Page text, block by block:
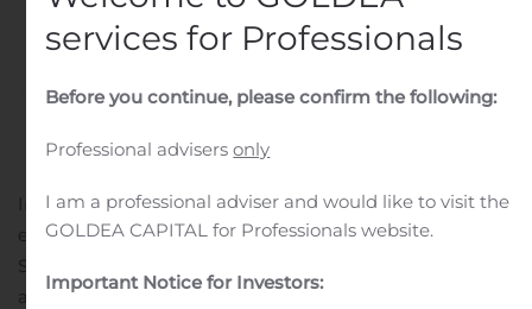
inPublic Companies.
In 2018 nam de internationale Gfi Group Realdolmen,
een van de grootste Belgische IT-spelers, over.
Sindsdien heeft het voltallige management gewerkt
aan de integratie tussen Realdolmen en Gfi Belgium en
services for Professionals
Before you continue, please confirm the following:
Professional advisersonly
I am a professional adviser and would like to visit the
GOLDEA CAPITAL for Professionals website.
Important Notice for Investors: